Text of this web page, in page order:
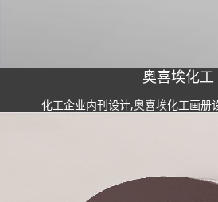
奥喜埃化工
化工企业内刊设计,奥喜埃化工画册